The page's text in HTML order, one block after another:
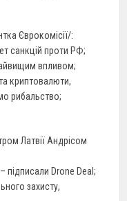
Єврокомісії/:
санкцій проти РФ;
впливом;
криптовалюти,
рибальство;
Латвії Андрісом
підписали Drone Deal;
захисту,